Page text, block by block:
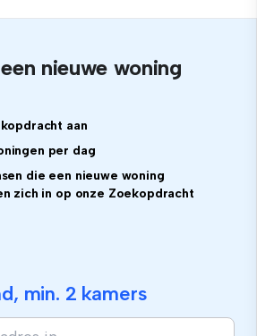
nieuwe woning
aan
per dag
die een nieuwe woning
zich in op onze Zoekopdracht
min. 2 kamers